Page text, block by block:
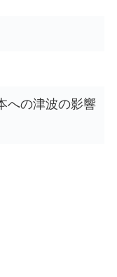
への津波の影響